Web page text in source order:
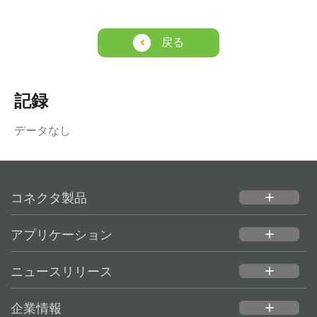
戻る
記録
データなし
コネクタ製品 add
アプリケーション add
ニュースリリース add
企業情報 add